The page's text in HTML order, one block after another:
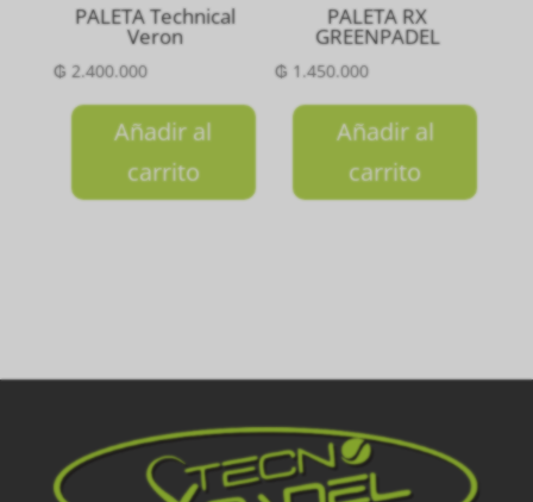
PALETA Technical
Veron
₲2.400.000
Añadir al
carrito
PALETA RX
GREENPADEL
₲ 1.450.000
Añadir al
carrito